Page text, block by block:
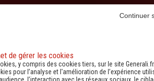
de gérer les cookies
y compris des cookies tiers, sur le site Generali.fr.
pour l’analyse et l'amélioration de l’expérience
Continuer